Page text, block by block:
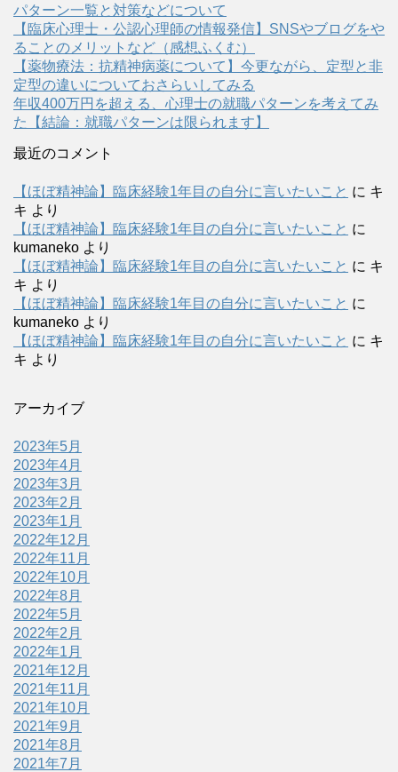
パターン一覧と対策などについて
【臨床心理士・公認心理師の情報発信】SNSやブログをや
ることのメリットなど（感想ふくむ）
【薬物療法：抗精神病薬について】今更ながら、定型と非
定型の違いについておさらいしてみる
年収400万円を超える、心理士の就職パターンを考えてみ
た【結論：就職パターンは限られます】
最近のコメント
【ほぼ精神論】臨床経験1年目の自分に言いたいこと に キ
キ より
【ほぼ精神論】臨床経験1年目の自分に言いたいこと に
kumaneko より
【ほぼ精神論】臨床経験1年目の自分に言いたいこと に キ
キ より
【ほぼ精神論】臨床経験1年目の自分に言いたいこと に
kumaneko より
【ほぼ精神論】臨床経験1年目の自分に言いたいこと に キ
キ より
アーカイブ
2023年5月
2023年4月
2023年3月
2023年2月
2023年1月
2022年12月
2022年11月
2022年10月
2022年8月
2022年5月
2022年2月
2022年1月
2021年12月
2021年11月
2021年10月
2021年9月
2021年8月
2021年7月